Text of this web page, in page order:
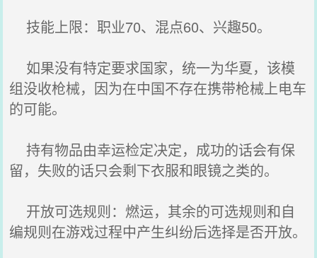
技能上限：职业70、混点60、兴趣50。
如果没有特定要求国家，统一为华夏，该模
组没收枪械，因为在中国不存在携带枪械上电车
的可能。
持有物品由幸运检定决定，成功的话会有保
留，失败的话只会剩下衣服和眼镜之类的。
开放可选规则：燃运，其余的可选规则和自
编规则在游戏过程中产生纠纷后选择是否开放。